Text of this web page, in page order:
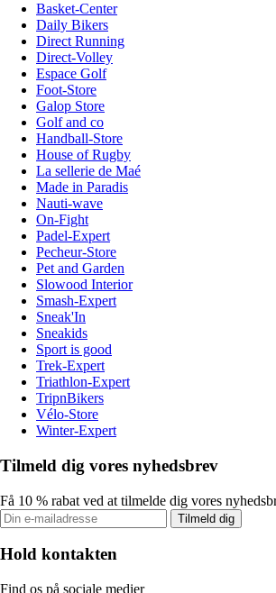
Basket-Center
Daily Bikers
Direct Running
Direct-Volley
Espace Golf
Foot-Store
Galop Store
Golf and co
Handball-Store
House of Rugby
La sellerie de Maé
Made in Paradis
Nauti-wave
On-Fight
Padel-Expert
Pecheur-Store
Pet and Garden
Slowood Interior
Smash-Expert
Sneak'In
Sneakids
Sport is good
Trek-Expert
Triathlon-Expert
TripnBikers
Vélo-Store
Winter-Expert
Tilmeld dig vores nyhedsbrev
Få 10 % rabat ved at tilmelde dig vores
Tilmeld dig
Hold kontakten
Find os på sociale medier